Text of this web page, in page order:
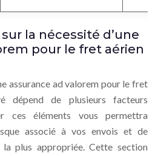
la nécessité d’une
pour le fret aérien
assurance ad valorem pour le fret
dépend de plusieurs facteurs
ces éléments vous permettra
associé à vos envois et de
plus appropriée. Cette section